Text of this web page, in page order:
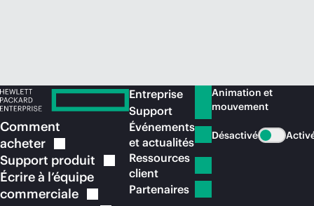
Comment
acheter
Support produit
Écrire à l’équipe
commerciale
Entreprise
Support
Événements
et actualités
Ressources
client
Partenaires
Animation et
mouvement
Désactivé